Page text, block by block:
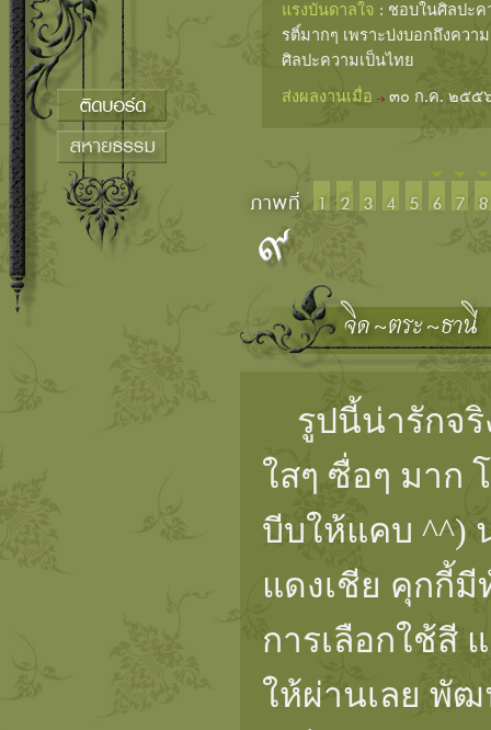
แรงบันดาลใจ : ชอบในศิลปะค
รติ์มากๆ เพราะบ่งบอกถึงคว
ศิลปะความเป็นไทย
ส่งผลงานเมื่อ ๓๐ ก.ค. ๒๕๕
รูปนี้น่ารักจริ
ใสๆ ซื่อๆ มาก
บีบให้แคบ ^^)
แดงเชีย คุกกี้
การเลือกใช้สี
ให้ผ่านเลย พัฒ